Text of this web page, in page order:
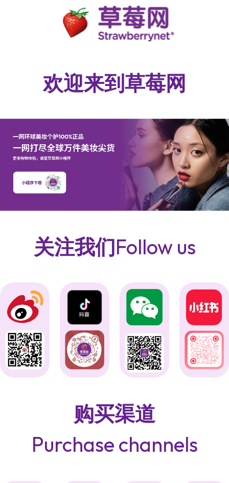
欢迎来到草莓网​
关注我们Follow us
购买渠道
Purchase channels